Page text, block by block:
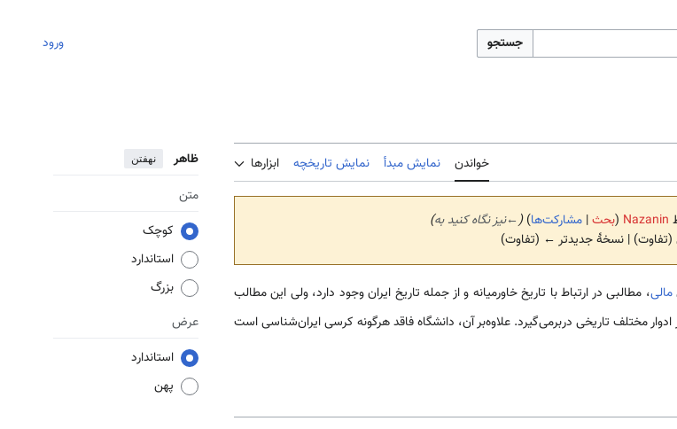
جستجو ورود
خواندن نمایش مبدأ نمایش تاریخچه ابزارها ظاهر نهفتن
متن
کوچک
استاندارد
بزرگ
عرض
استاندارد
پهن
Nazanin
(بحث| مشارکت‌ها)
(
←نیز نگاه کنید به)
| نسخهٔ جدیدتر ← (تفاوت)
مالی، مطالبی در ارتباط با تاریخ خاورمیانه و از جمله تاریخ ایران وجود دارد، ولی این مطالب
ادوار مختلف تاریخی دربرمی‌گیرد. علاوه‌بر آن، دانشگاه فاقد هرگونه کرسی ایران‌شناسی است